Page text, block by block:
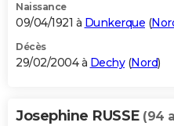
Naissance
09/04/1921 à Dunkerque (
Décès
29/02/2004 à Dechy(Nord)
Josephine RUSSE (94